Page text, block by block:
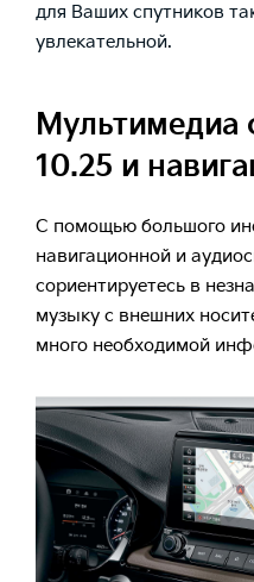
для Ваших спутников
увлекательной.
Мультимедиа
10.25 и
С помощью большого
навигационной и
сориентируетесь в
музыку с внешних
много необходимой